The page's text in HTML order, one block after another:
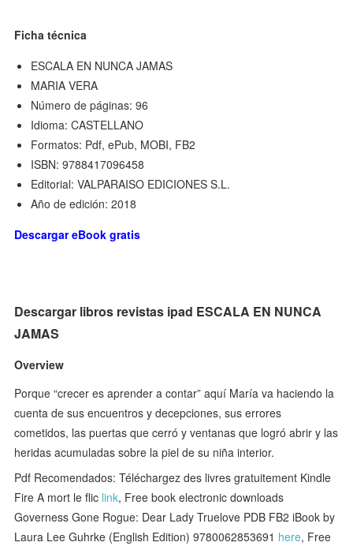
Ficha técnica
ESCALA EN NUNCA JAMAS
MARIA VERA
Número de páginas: 96
Idioma: CASTELLANO
Formatos: Pdf, ePub, MOBI, FB2
ISBN: 9788417096458
Editorial: VALPARAISO EDICIONES S.L.
Año de edición: 2018
Descargar eBook gratis
Descargar libros revistas ipad ESCALA EN NUNCA
JAMAS
Overview
Porque “crecer es aprender a contar” aquí María va haciendo la
cuenta de sus encuentros y decepciones, sus errores
cometidos, las puertas que cerró y ventanas que logró abrir y las
heridas acumuladas sobre la piel de su niña interior.
Pdf Recomendados: Téléchargez des livres gratuitement Kindle
Fire A mort le flic link, Free book electronic downloads
Governess Gone Rogue: Dear Lady Truelove PDB FB2 iBook by
Laura Lee Guhrke (English Edition) 9780062853691 here, Free